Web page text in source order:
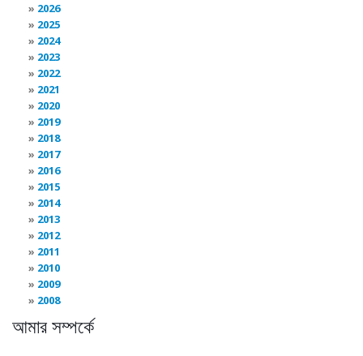
2026
2025
2024
2023
2022
2021
2020
2019
2018
2017
2016
2015
2014
2013
2012
2011
2010
2009
2008
আমার সম্পর্কে